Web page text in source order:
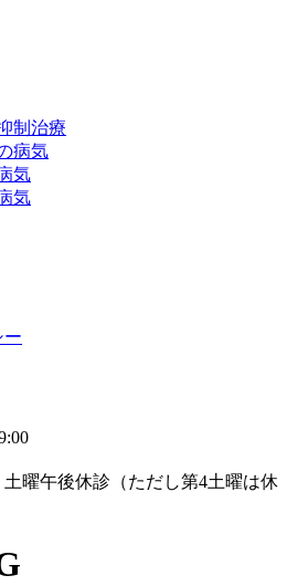
制治療
病気
気
気
ー
曜午後休診（ただし第4土曜は休